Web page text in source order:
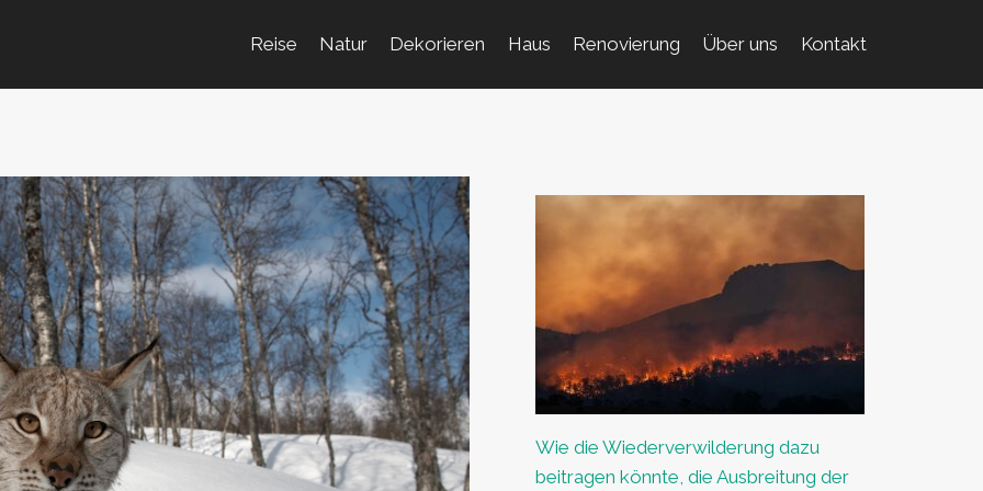
Reise Natur Dekorieren Haus Renovierung Über uns Kontakt
Wie die Wiederverwilderung dazu
beitragen könnte, die Ausbreitung der